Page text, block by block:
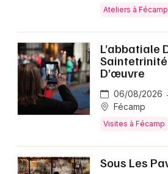
76 - Seine-Maritime
Choisir mes départements
Mon email
Je m'abonne
Ateliers à Fécamp
L’abbatiale
Saintetrinité
D’œuvre
06/08/2026
Fécamp
Visites à Fécamp
Sous Les